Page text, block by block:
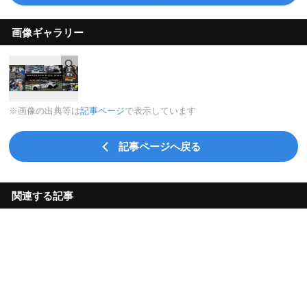
画像ギャラリー
※画像の出典等は記事ページで表示しています
記事ページへ戻る
関連する記事